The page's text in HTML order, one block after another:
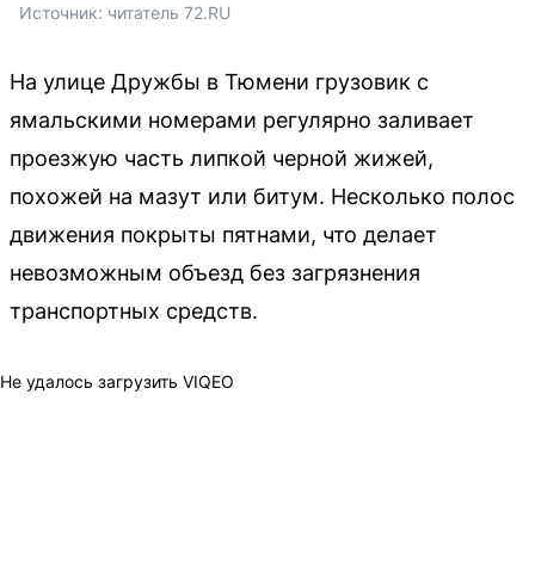
Источник: читатель 72.RU
На улице Дружбы в Тюмени грузовик с
ямальскими номерами регулярно заливает
проезжую часть липкой черной жижей,
похожей на мазут или битум. Несколько полос
движения покрыты пятнами, что делает
невозможным объезд без загрязнения
транспортных средств.
Не удалось загрузить VIQEO